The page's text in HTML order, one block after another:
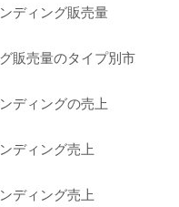
ディング販売量
販売量のタイプ別市
ディングの売上
ディング売上
ディング売上